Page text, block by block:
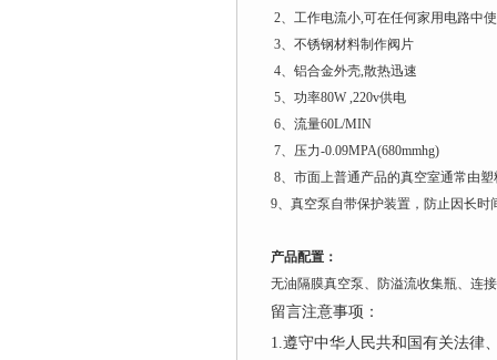
2、工作电流小,可在任何家用电路中
3、不锈钢材料制作阀片
4、铝合金外壳,散热迅速
5、功率80W ,220v供电
6、流量60L/MIN
7、压力-0.09MPA(680mmhg)
8、市面上普通产品的真空室通常由
9、真空泵自带保护装置，防止因长时
产品配置：
无油隔膜真空泵、防溢流收集瓶、连
留言注意事项：
1.遵守中华人民共和国有关法律